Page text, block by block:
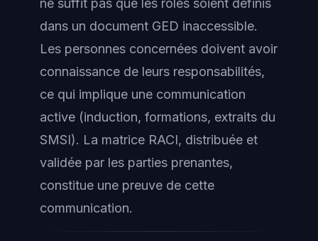
ne suffit pas que les rôles soient définis
dans un document GED inaccessible.
Les personnes concernées doivent avoir
connaissance de leurs responsabilités,
ce qui implique une communication
active (induction, formations, extraits du
SMSI). La matrice RACI, distribuée et
validée par les parties prenantes,
constitue une preuve de cette
communication.